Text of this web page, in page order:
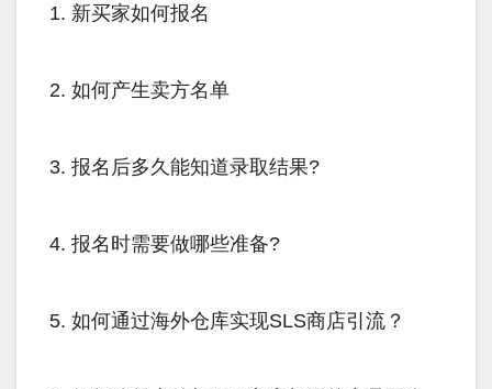
1. 新买家如何报名
2. 如何产生卖方名单
3. 报名后多久能知道录取结果?
4. 报名时需要做哪些准备?
5. 如何通过海外仓库实现SLS商店引流？